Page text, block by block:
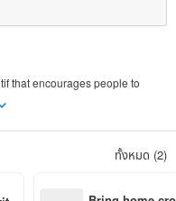
that encourages people to
in their own way.
ทั้งหมด (2)